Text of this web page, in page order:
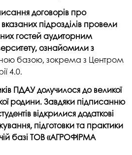
договорів про
підрозділів провели
гостей аудиторним
ознайомили з
базою, зокрема з Центром
4.0.
ПДАУ долучилося до великої
родини. Завдяки підписанню
відкрилися додаткові
підготовки та практики
базі ТОВ «АГРОФІРМА